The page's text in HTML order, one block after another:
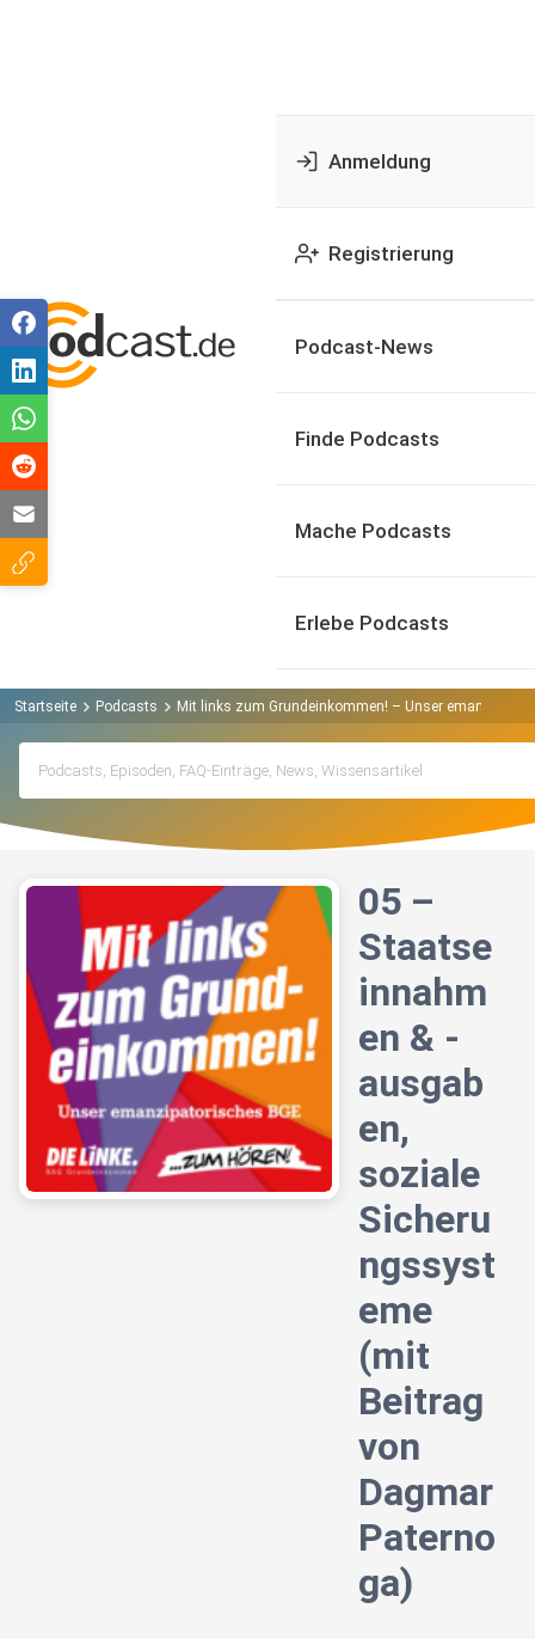
Anmeldung
Registrierung
Podcast-News
Finde Podcasts
Mache Podcasts
Erlebe Podcasts
Startseite Podcasts Mit links zum Grundeinkommen! – Unser
05 –
Staatse
innahm
en & -
ausgab
en,
soziale
Sicheru
ngssyst
eme
(mit
Beitrag
von
Dagmar
Paterno
ga)